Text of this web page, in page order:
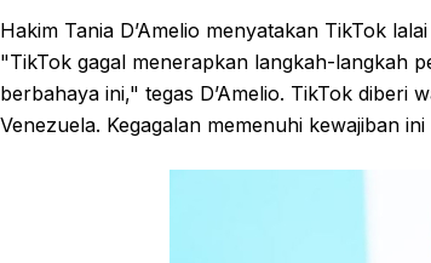
Hakim Tania D’Amelio menyatakan TikTok
"TikTok gagal menerapkan langkah-langkah
berbahaya ini," tegas D’Amelio. TikTok
Venezuela. Kegagalan memenuhi kewajiban